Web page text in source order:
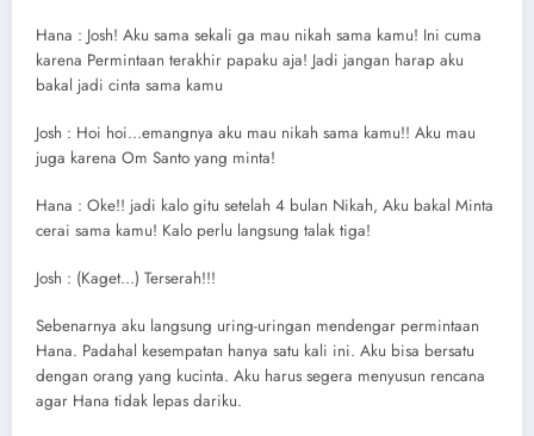
Hana : Josh! Aku sama sekali ga mau nikah sama kamu! Ini cuma
karena Permintaan terakhir papaku aja! Jadi jangan harap aku
bakal jadi cinta sama kamu
Josh : Hoi hoi…emangnya aku mau nikah sama kamu!! Aku mau
juga karena Om Santo yang minta!
Hana : Oke!! jadi kalo gitu setelah 4 bulan Nikah, Aku bakal Minta
cerai sama kamu! Kalo perlu langsung talak tiga!
Josh : (Kaget…) Terserah!!!
Sebenarnya aku langsung uring-uringan mendengar permintaan
Hana. Padahal kesempatan hanya satu kali ini. Aku bisa bersatu
dengan orang yang kucinta. Aku harus segera menyusun rencana
agar Hana tidak lepas dariku.